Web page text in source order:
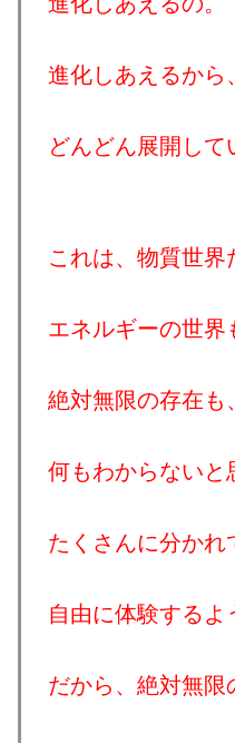
進化しあえるから
どんどん展開して
これは、物質世界
エネルギーの世界
絶対無限の存在も
何もわからないと
たくさんに分かれ
自由に体験するよ
だから、絶対無限